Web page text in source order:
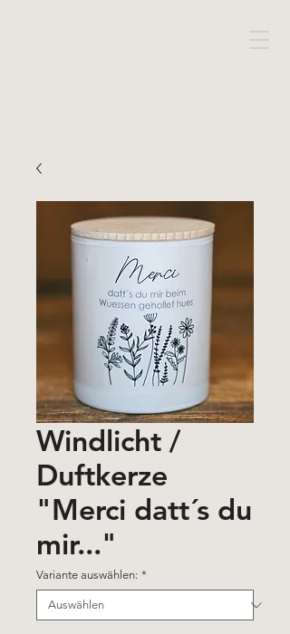
Windlicht /
Duftkerze
"Merci datt´s du
mir..."
Variante auswählen: *